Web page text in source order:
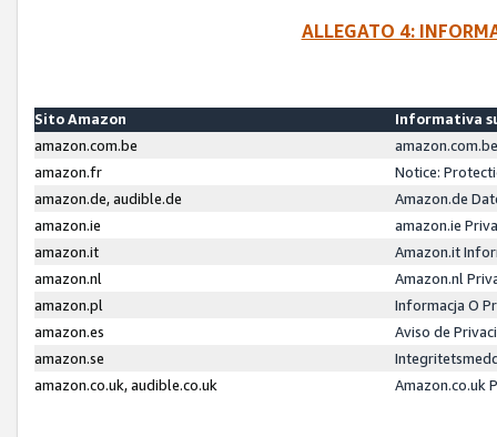
ALLEGATO 4:
Sito Amazon
Informativa
amazon.com.be
amazon.fr
Notice:
amazon.de, audible.de
Amazon.de
amazon.ie
amazon.ie
amazon.it
Amazon.it
amazon.nl
Amazon.nl
amazon.pl
Informacja O
amazon.es
Aviso de
amazon.se
amazon.co.uk, audible.co.uk
Amazon.co.uk